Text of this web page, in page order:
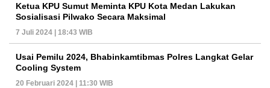
Ketua KPU Sumut Meminta KPU Kota Medan Lakukan
Sosialisasi Pilwako Secara Maksimal
7 Juli 2024 | 18:43 WIB
Usai Pemilu 2024, Bhabinkamtibmas Polres Langkat Gelar
Cooling System
20 Februari 2024 | 11:30 WIB